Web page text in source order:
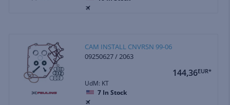
CAM INSTALL CNVRSN 99-06
09250627 / 2063
144,36EUR*
UdM: KT
7 In Stock